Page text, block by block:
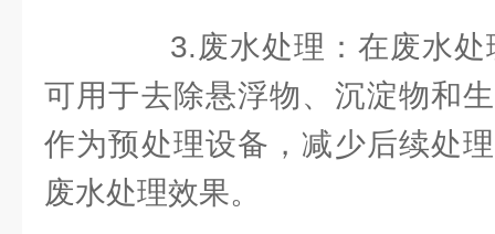
3.废水处理：在废水处
可用于去除悬浮物、沉淀物和
作为预处理设备，减少后续处
废水处理效果。